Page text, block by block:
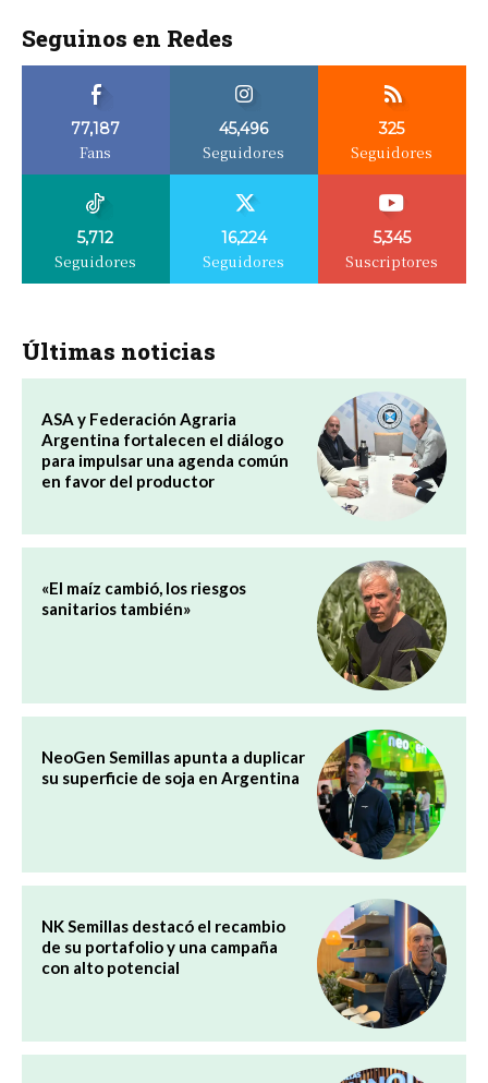
Seguinos en Redes
77,187
Fans
45,496
Seguidores
325
Seguidores
5,712
Seguidores
16,224
Seguidores
5,345
Suscriptores
Últimas noticias
ASA y Federación Agraria
Argentina fortalecen el diálogo
para impulsar una agenda común
en favor del productor
«El maíz cambió, los riesgos
sanitarios también»
NeoGen Semillas apunta a duplicar
su superficie de soja en Argentina
NK Semillas destacó el recambio
de su portafolio y una campaña
con alto potencial